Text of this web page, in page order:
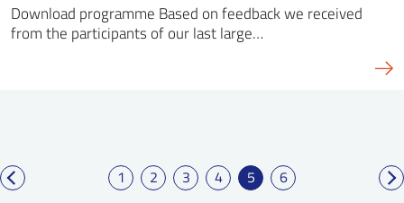
Download programme Based on feedback we received
from the participants of our last large…
1 2 3 4 5 6